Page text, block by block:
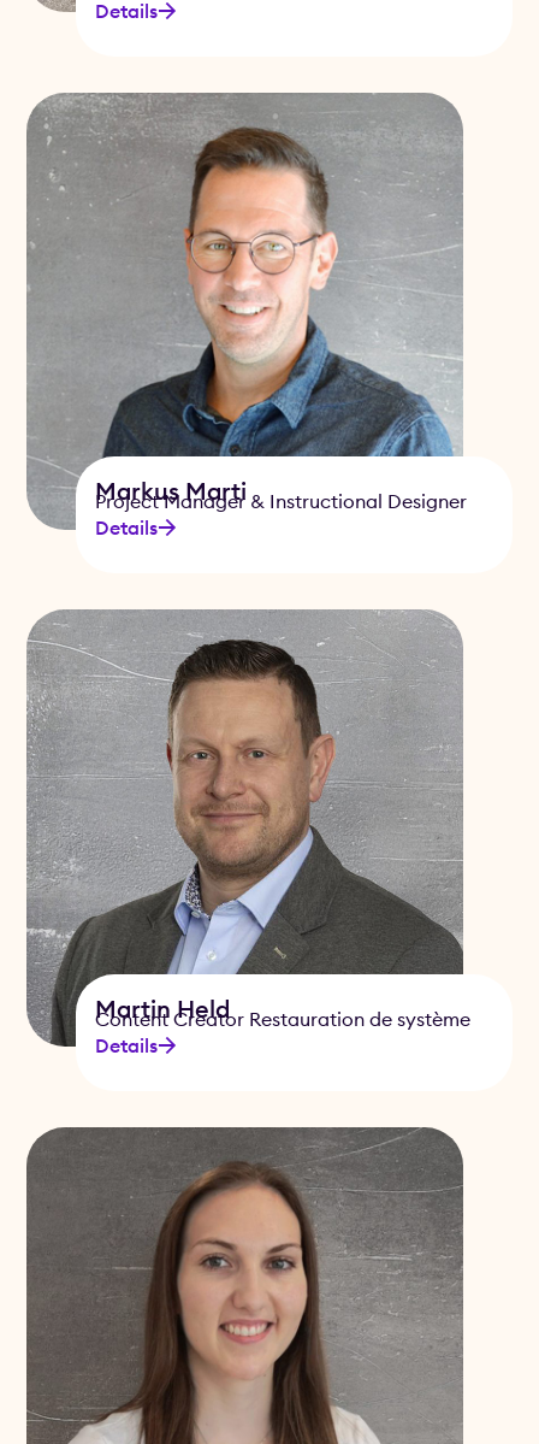
Details
Markus Marti
Project Manager & Instructional Designer
Details
Martin Held
Content Creator Restauration de système
Details